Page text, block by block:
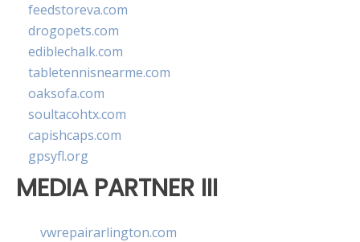
feedstoreva.com
drogopets.com
ediblechalk.com
tabletennisnearme.com
oaksofa.com
soultacohtx.com
capishcaps.com
gpsyfl.org
MEDIA PARTNER III
vwrepairarlington.com